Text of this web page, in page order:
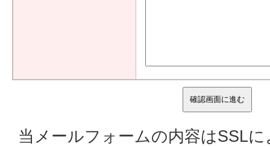
当メールフォームの内容はSSL